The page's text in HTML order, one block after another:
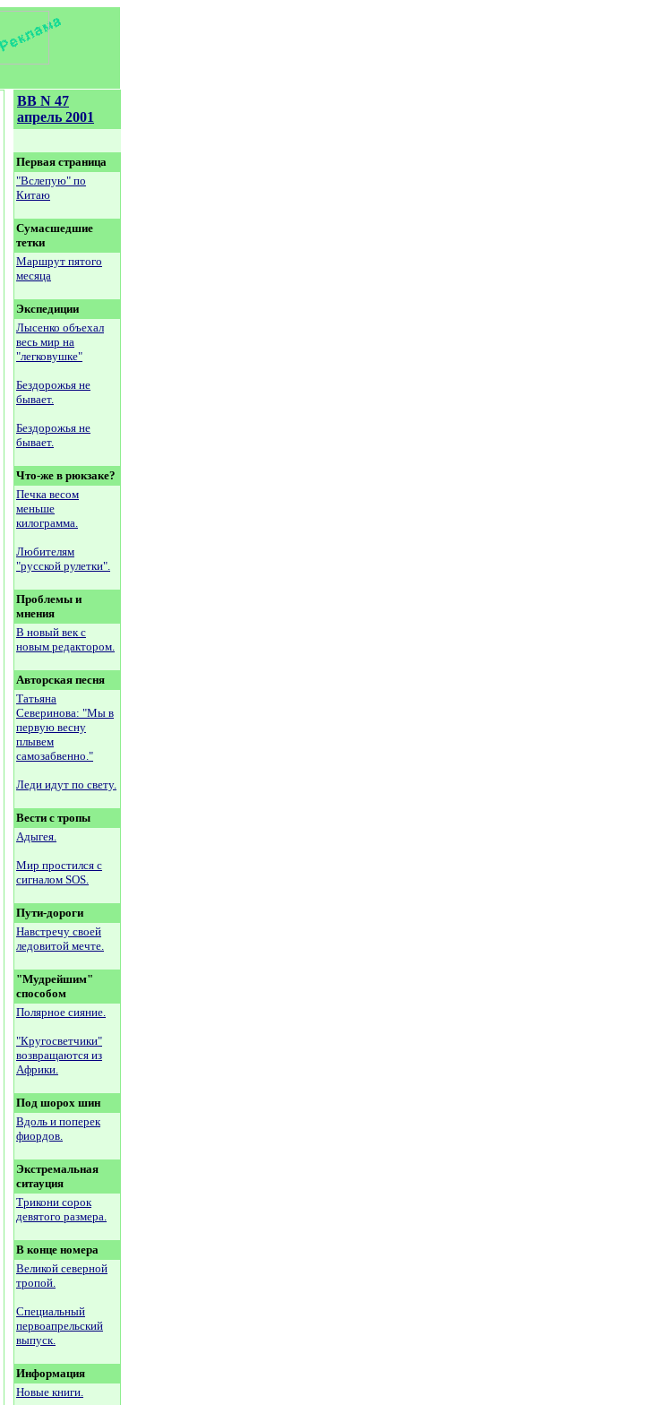
ВВ N 47
апрель 2001
Первая страница
"Вслепую" по
Китаю
Сумасшедшие
тетки
Маршрут пятого
месяца
Экспедиции
Лысенко объехал
весь мир на
"легковушке"
Бездорожья не
бывает.
Бездорожья не
бывает.
Что-же в рюкзаке?
Печка весом
меньше
килограмма.
Любителям
"русской рулетки".
Проблемы и
мнения
В новый век с
новым редактором.
Авторская песня
Татьяна
Северинова: "Мы в
первую весну
плывем
самозабвенно."
Леди идут по свету.
Вести с тропы
Адыгея.
Мир простился с
сигналом SOS.
Пути-дороги
Навстречу своей
ледовитой мечте.
"Мудрейшим"
способом
Полярное сияние.
"Кругосветчики"
возвращаются из
Африки.
Под шорох шин
Вдоль и поперек
фиордов.
Экстремальная
ситауция
Трикони сорок
девятого размера.
В конце номера
Великой северной
тропой.
Специальный
первоапрельский
выпуск.
Информация
Новые книги.